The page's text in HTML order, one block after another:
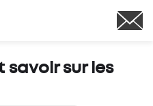
savoir sur les